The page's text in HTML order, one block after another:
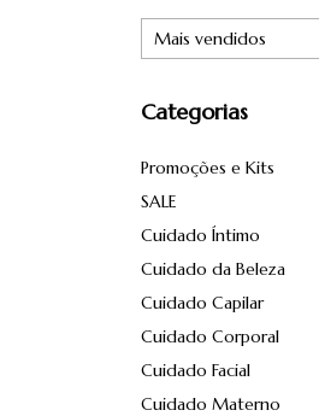
Categorias
Promoções e Kits
SALE
Cuidado Íntimo
Cuidado da Beleza
Cuidado Capilar
Cuidado Corporal
Cuidado Facial
Cuidado Materno